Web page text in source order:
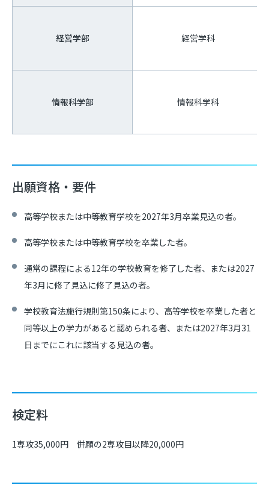
経営学部 経営学科
情報科学部 情報科学科
出願資格・要件
高等学校または中等教育学校を2027年3月卒業見込の者。
高等学校または中等教育学校を卒業した者。
通常の課程による12年の学校教育を修了した者、または2027
年3月に修了見込に修了見込の者。
学校教育法施行規則第150条により、高等学校を卒業した者と
同等以上の学力があると認められる者、または2027年3月31
日までにこれに該当する見込の者。
検定料
1専攻35,000円 併願の2専攻目以降20,000円